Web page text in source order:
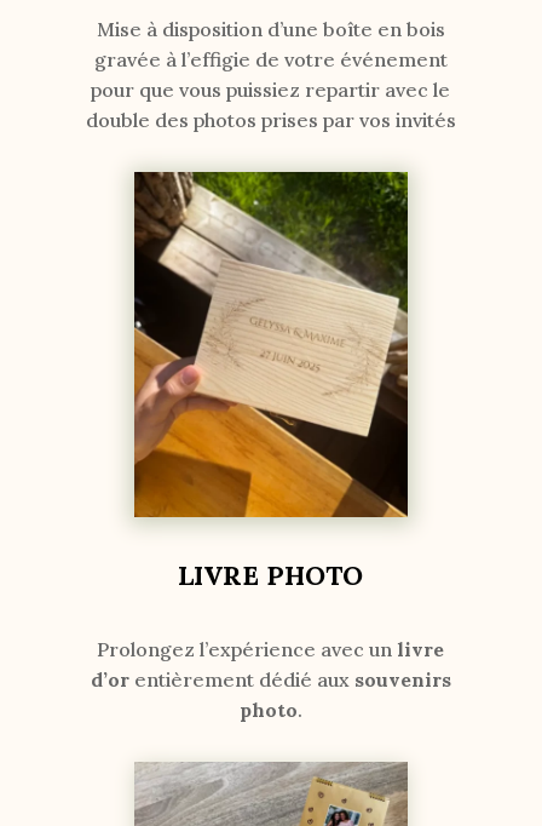
Mise à disposition d’une boîte en bois
gravée à l’effigie de votre événement
pour que vous puissiez repartir avec le
double des photos prises par vos invités
LIVRE PHOTO
Prolongez l’expérience avec un livre
d’orentièrement dédié aux souvenirs
photo.